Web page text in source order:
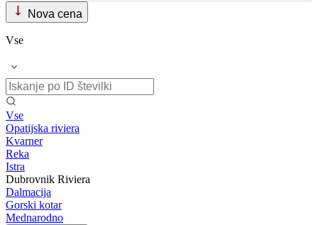
Nova cena
Vse
Vse
Opatijska riviera
Kvarner
Reka
Istra
Dubrovnik Riviera
Dalmacija
Gorski kotar
Mednarodno